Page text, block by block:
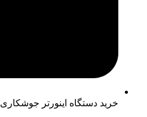
خرید دستگاه اینورتر جوشکاری